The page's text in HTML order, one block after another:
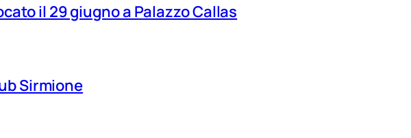
il 29 giugno a Palazzo Callas
Sirmione